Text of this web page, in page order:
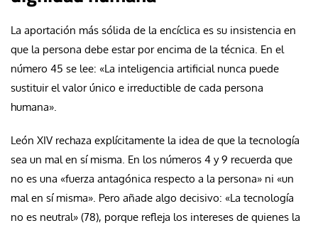
La aportación más sólida de la encíclica es su insistencia en
que la persona debe estar por encima de la técnica. En el
número 45 se lee: «La inteligencia artificial nunca puede
sustituir el valor único e irreductible de cada persona
humana».
León XIV rechaza explícitamente la idea de que la tecnología
sea un mal en sí misma. En los números 4 y 9 recuerda que
no es una «fuerza antagónica respecto a la persona» ni «un
mal en sí misma». Pero añade algo decisivo: «La tecnología
no es neutral» (78), porque refleja los intereses de quienes la